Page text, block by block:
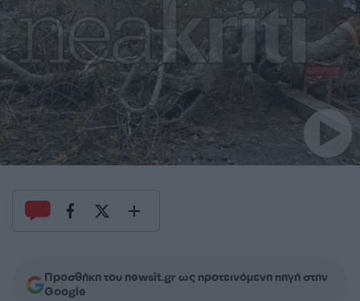
Προσθήκη του newsit.gr ως προτεινόμενη πηγή στην
Google